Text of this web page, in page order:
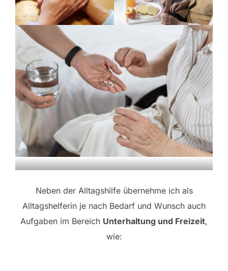
Neben der Alltagshilfe übernehme ich als
Alltagshelferin je nach Bedarf und Wunsch auch
Aufgaben im Bereich Unterhaltung und Freizeit,
wie: